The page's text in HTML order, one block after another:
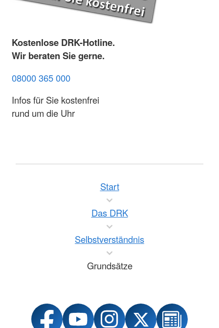
Kostenlose DRK-Hotline.
Wir beraten Sie gerne.
08000 365 000
Infos für Sie kostenfrei
rund um die Uhr
Start
Das DRK
Selbstverständnis
Grundsätze